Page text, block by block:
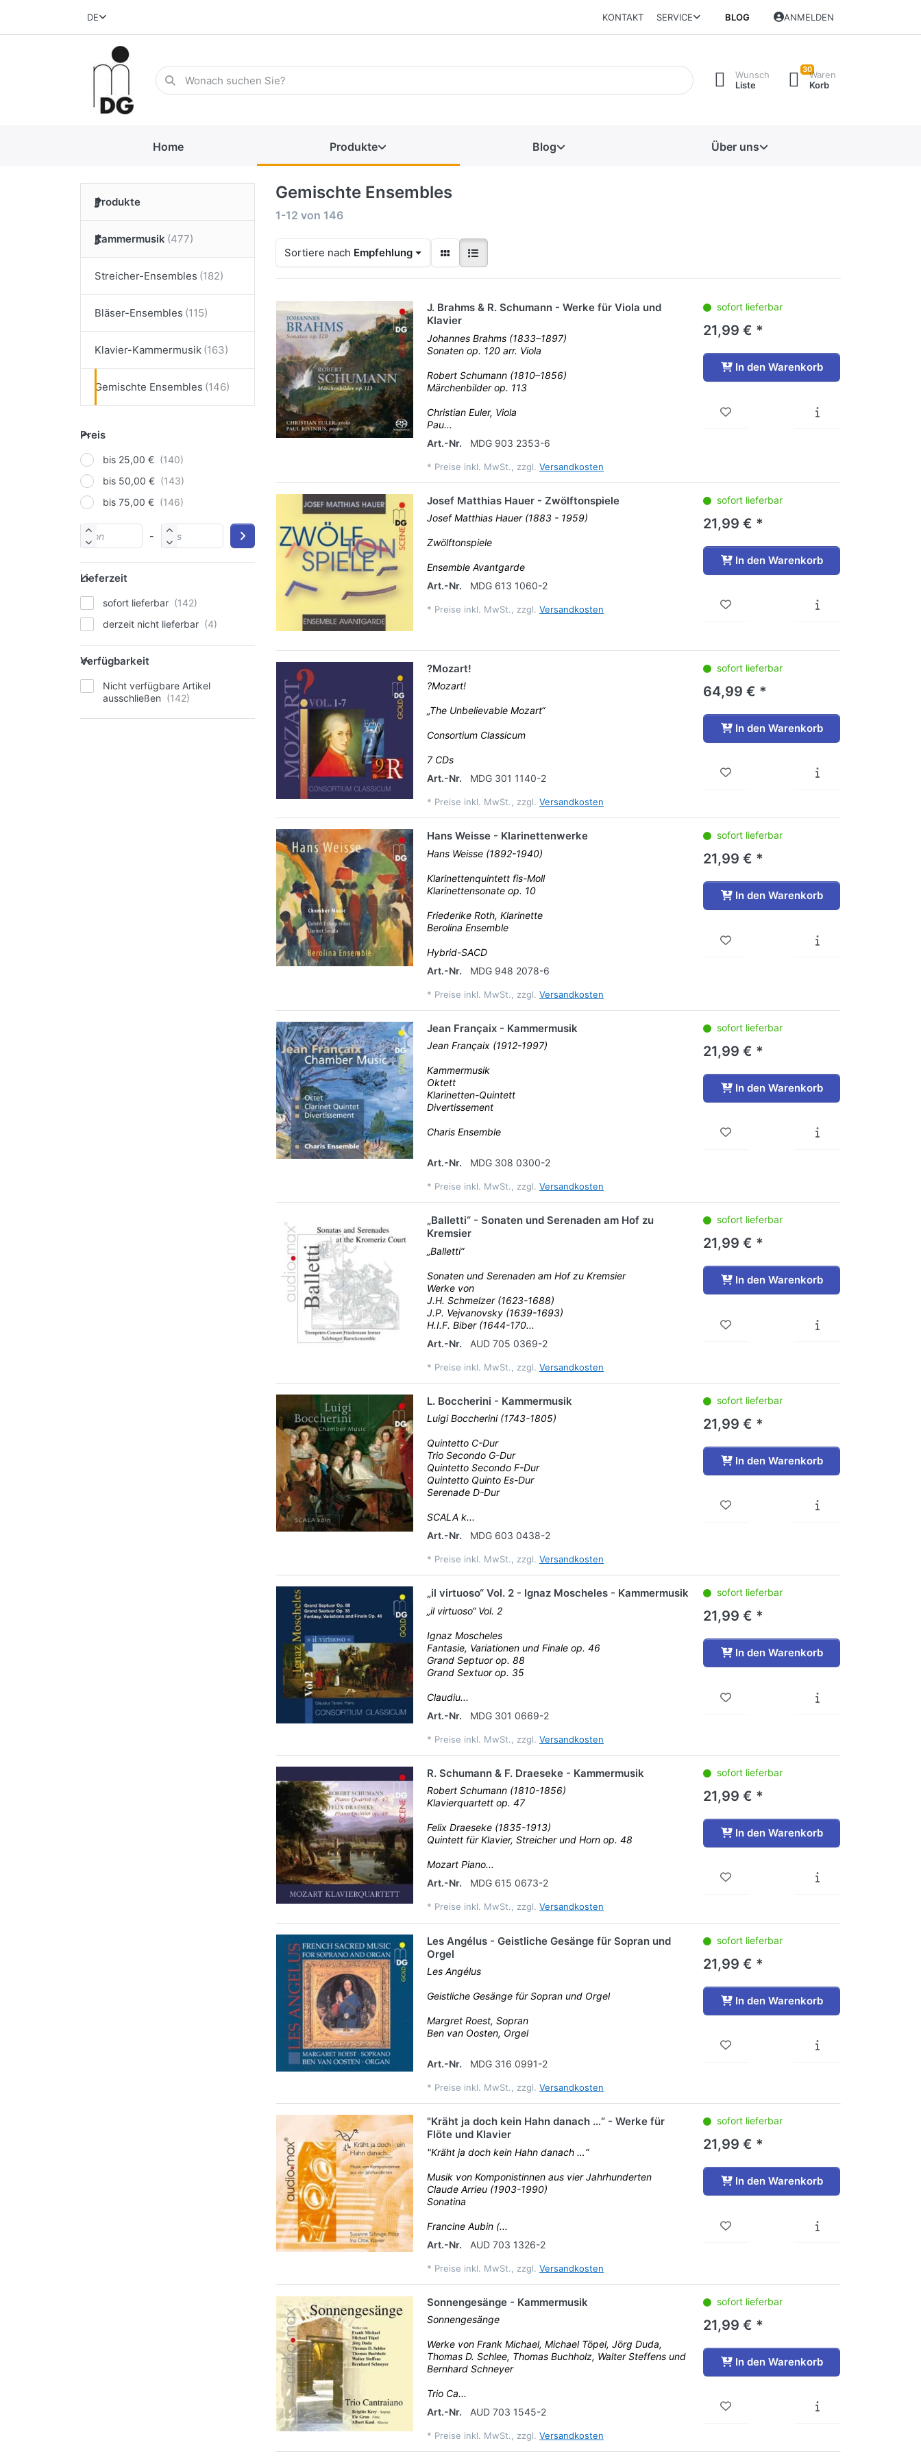
DE KONTAKT SERVICE BLOG ANMELDEN
Wunsch
Liste
30Waren
Korb
Home Produkte Blog Über uns
Produkte
Kammermusik
Streicher-Ensembles
Bläser-Ensembles
Klavier-Kammermusik
Gemischte Ensembles
Preis
bis 25,00 €
bis 50,00 €
bis 75,00 €
-
Lieferzeit
sofort lieferbar
derzeit nicht lieferbar
Verfügbarkeit
Nicht verfügbare Artikel
ausschließen
Gemischte Ensembles
1-12 von 146
Sortiere nach Empfehlung
J. Brahms & R. Schumann - Werke für Viola und
Klavier
Johannes Brahms (1833–1897)
Sonaten op. 120 arr. Viola
Robert Schumann (1810–1856)
Märchenbilder op. 113
Christian Euler, Viola
Pau...
Art.-Nr.
MDG 903 2353-6
* Preise inkl. MwSt., zzgl. Versandkosten
sofort lieferbar
21,99 € *
In den Warenkorb
Josef Matthias Hauer - Zwölftonspiele
Josef Matthias Hauer (1883 - 1959)
Zwölftonspiele
Ensemble Avantgarde
Art.-Nr.
MDG 613 1060-2
* Preise inkl. MwSt., zzgl. Versandkosten
sofort lieferbar
21,99 € *
In den Warenkorb
?Mozart!
?Mozart!
„The Unbelievable Mozart“
Consortium Classicum
7 CDs
Art.-Nr.
MDG 301 1140-2
* Preise inkl. MwSt., zzgl. Versandkosten
sofort lieferbar
64,99 € *
In den Warenkorb
Hans Weisse - Klarinettenwerke
Hans Weisse (1892-1940)
Klarinettenquintett fis-Moll
Klarinettensonate op. 10
Friederike Roth, Klarinette
Berolina Ensemble
Hybrid-SACD
Art.-Nr.
MDG 948 2078-6
* Preise inkl. MwSt., zzgl. Versandkosten
sofort lieferbar
21,99 € *
In den Warenkorb
Jean Françaix - Kammermusik
Jean Françaix (1912-1997)
Kammermusik
Oktett
Klarinetten-Quintett
Divertissement
Charis Ensemble
Art.-Nr. MDG 308 0300-2
* Preise inkl. MwSt., zzgl. Versandkosten
sofort lieferbar
21,99 € *
In den Warenkorb
„Balletti“ - Sonaten und Serenaden am Hof zu
Kremsier
„Balletti“
Sonaten und Serenaden am Hof zu Kremsier
Werke von
J.H. Schmelzer (1623-1688)
J.P. Vejvanovsky (1639-1693)
H.I.F. Biber (1644-170...
Art.-Nr.
AUD 705 0369-2
* Preise inkl. MwSt., zzgl. Versandkosten
sofort lieferbar
21,99 € *
In den Warenkorb
L. Boccherini - Kammermusik
Luigi Boccherini (1743-1805)
Quintetto C-Dur
Trio Secondo G-Dur
Quintetto Secondo F-Dur
Quintetto Quinto Es-Dur
Serenade D-Dur
SCALA k...
Art.-Nr.
MDG 603 0438-2
* Preise inkl. MwSt., zzgl. Versandkosten
sofort lieferbar
21,99 € *
In den Warenkorb
„il virtuoso“ Vol. 2 - Ignaz Moscheles - Kammermusik
„il virtuoso“ Vol. 2
Ignaz Moscheles
Fantasie, Variationen und Finale op. 46
Grand Septuor op. 88
Grand Sextuor op. 35
Claudiu...
Art.-Nr.
MDG 301 0669-2
* Preise inkl. MwSt., zzgl. Versandkosten
sofort lieferbar
21,99 € *
In den Warenkorb
R. Schumann & F. Draeseke - Kammermusik
Robert Schumann (1810-1856)
Klavierquartett op. 47
Felix Draeseke (1835-1913)
Quintett für Klavier, Streicher und Horn op. 48
Mozart Piano...
Art.-Nr.
MDG 615 0673-2
* Preise inkl. MwSt., zzgl. Versandkosten
sofort lieferbar
21,99 € *
In den Warenkorb
Les Angélus - Geistliche Gesänge für Sopran und
Orgel
Les Angélus
Geistliche Gesänge für Sopran und Orgel
Margret Roest, Sopran
Ben van Oosten, Orgel
Art.-Nr. MDG 316 0991-2
* Preise inkl. MwSt., zzgl. Versandkosten
sofort lieferbar
21,99 € *
In den Warenkorb
"Kräht ja doch kein Hahn danach …“ - Werke für
Flöte und Klavier
"Kräht ja doch kein Hahn danach …“
Musik von Komponistinnen aus vier Jahrhunderten
Claude Arrieu (1903-1990)
Sonatina
Francine Aubin (...
Art.-Nr.
AUD 703 1326-2
* Preise inkl. MwSt., zzgl. Versandkosten
sofort lieferbar
21,99 € *
In den Warenkorb
Sonnengesänge - Kammermusik
Sonnengesänge
Werke von Frank Michael, Michael Töpel, Jörg Duda,
Thomas D. Schlee, Thomas Buchholz, Walter Steffens und
Bernhard Schneyer
Trio Ca...
Art.-Nr.
AUD 703 1545-2
* Preise inkl. MwSt., zzgl. Versandkosten
sofort lieferbar
21,99 € *
In den Warenkorb